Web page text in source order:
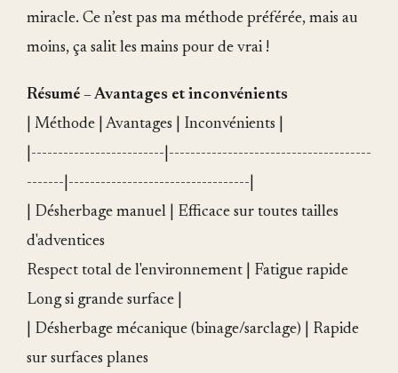
miracle. Ce n’est pas ma méthode préférée, mais au
moins, ça salit les mains pour de vrai !
Résumé – Avantages et inconvénients
| Méthode | Avantages | Inconvénients |
|-------------------------|--------------------------------------
-------|----------------------------------|
| Désherbage manuel | Efficace sur toutes tailles
d'adventices
Respect total de l'environnement | Fatigue rapide
Long si grande surface |
| Désherbage mécanique (binage/sarclage) | Rapide
sur surfaces planes